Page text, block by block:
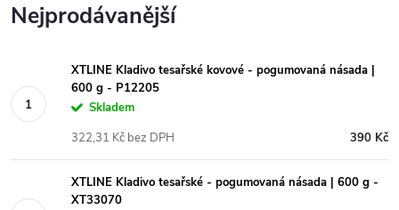
Nejprodávanější
XTLINE Kladivo tesařské kovové - pogumovaná násada |
600 g - P12205
Skladem
390 Kč
322,31 Kč bez DPH
XTLINE Kladivo tesařské - pogumovaná násada | 600 g -
XT33070